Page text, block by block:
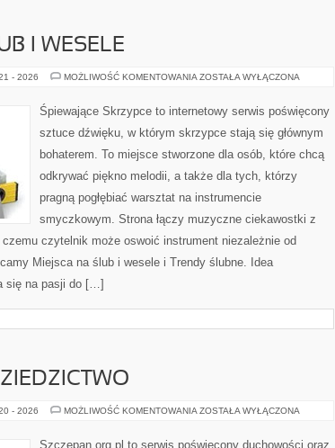
I WESELE
- 2026 MOŻLIWOŚĆ KOMENTOWANIA MIEJSCA
WESELE
ZOSTAŁA WYŁĄCZONA
Śpiewające Skrzypce to internetowy serwis poświęcony
sztuce dźwięku, w którym skrzypce stają się głównym
bohaterem. To miejsce stworzone dla osób, które chcą
odkrywać piękno melodii, a także dla tych, którzy
pragną pogłębiać warsztat na instrumencie
smyczkowym. Strona łączy muzyczne ciekawostki z
czytelnik może oswoić instrument niezależnie od
Miejsca na ślub i wesele i Trendy ślubne. Idea
się na pasji do […]
- 2026 MOŻLIWOŚĆ KOMENTOWANIA PAPIEŻE
DZIEDZICTWO
ZOSTAŁA WYŁĄCZONA
Szczepan.org.pl to serwis poświęcony duchowości oraz